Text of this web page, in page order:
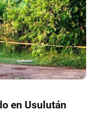
en Usulután